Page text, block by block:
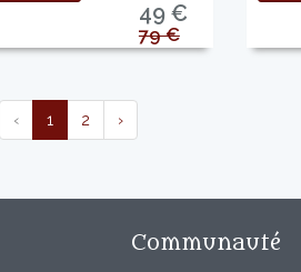
49 €
79 €
‹ 1 2 ›
Communauté